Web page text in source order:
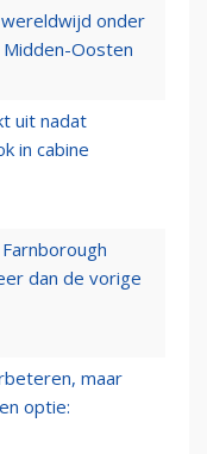
onder
Oosten
uit nadat
in cabine
dan de vorige
maar
optie: